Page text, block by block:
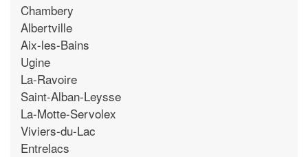
Chambery
Albertville
Aix-les-Bains
Ugine
La-Ravoire
Saint-Alban-Leysse
La-Motte-Servolex
Viviers-du-Lac
Entrelacs